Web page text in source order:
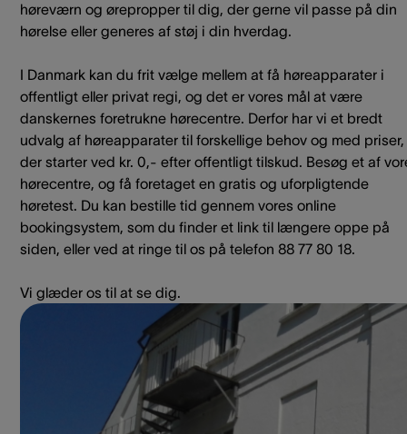
høreværn og ørepropper til dig, der gerne vil passe på din
hørelse eller generes af støj i din hverdag.
I Danmark kan du frit vælge mellem at få høreapparater i
offentligt eller privat regi, og det er vores mål at være
danskernes foretrukne hørecentre. Derfor har vi et bredt
udvalg af høreapparater til forskellige behov og med priser,
der starter ved kr. 0,- efter offentligt tilskud. Besøg et af
hørecentre, og få foretaget en gratis og uforpligtende
høretest. Du kan bestille tid gennem vores online
bookingsystem, som du finder et link til længere oppe på
siden, eller ved at ringe til os på telefon 88 77 80 18.
Vi glæder os til at se dig.